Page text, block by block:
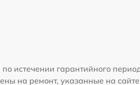
истечении гарантийного
на ремонт, указанные на